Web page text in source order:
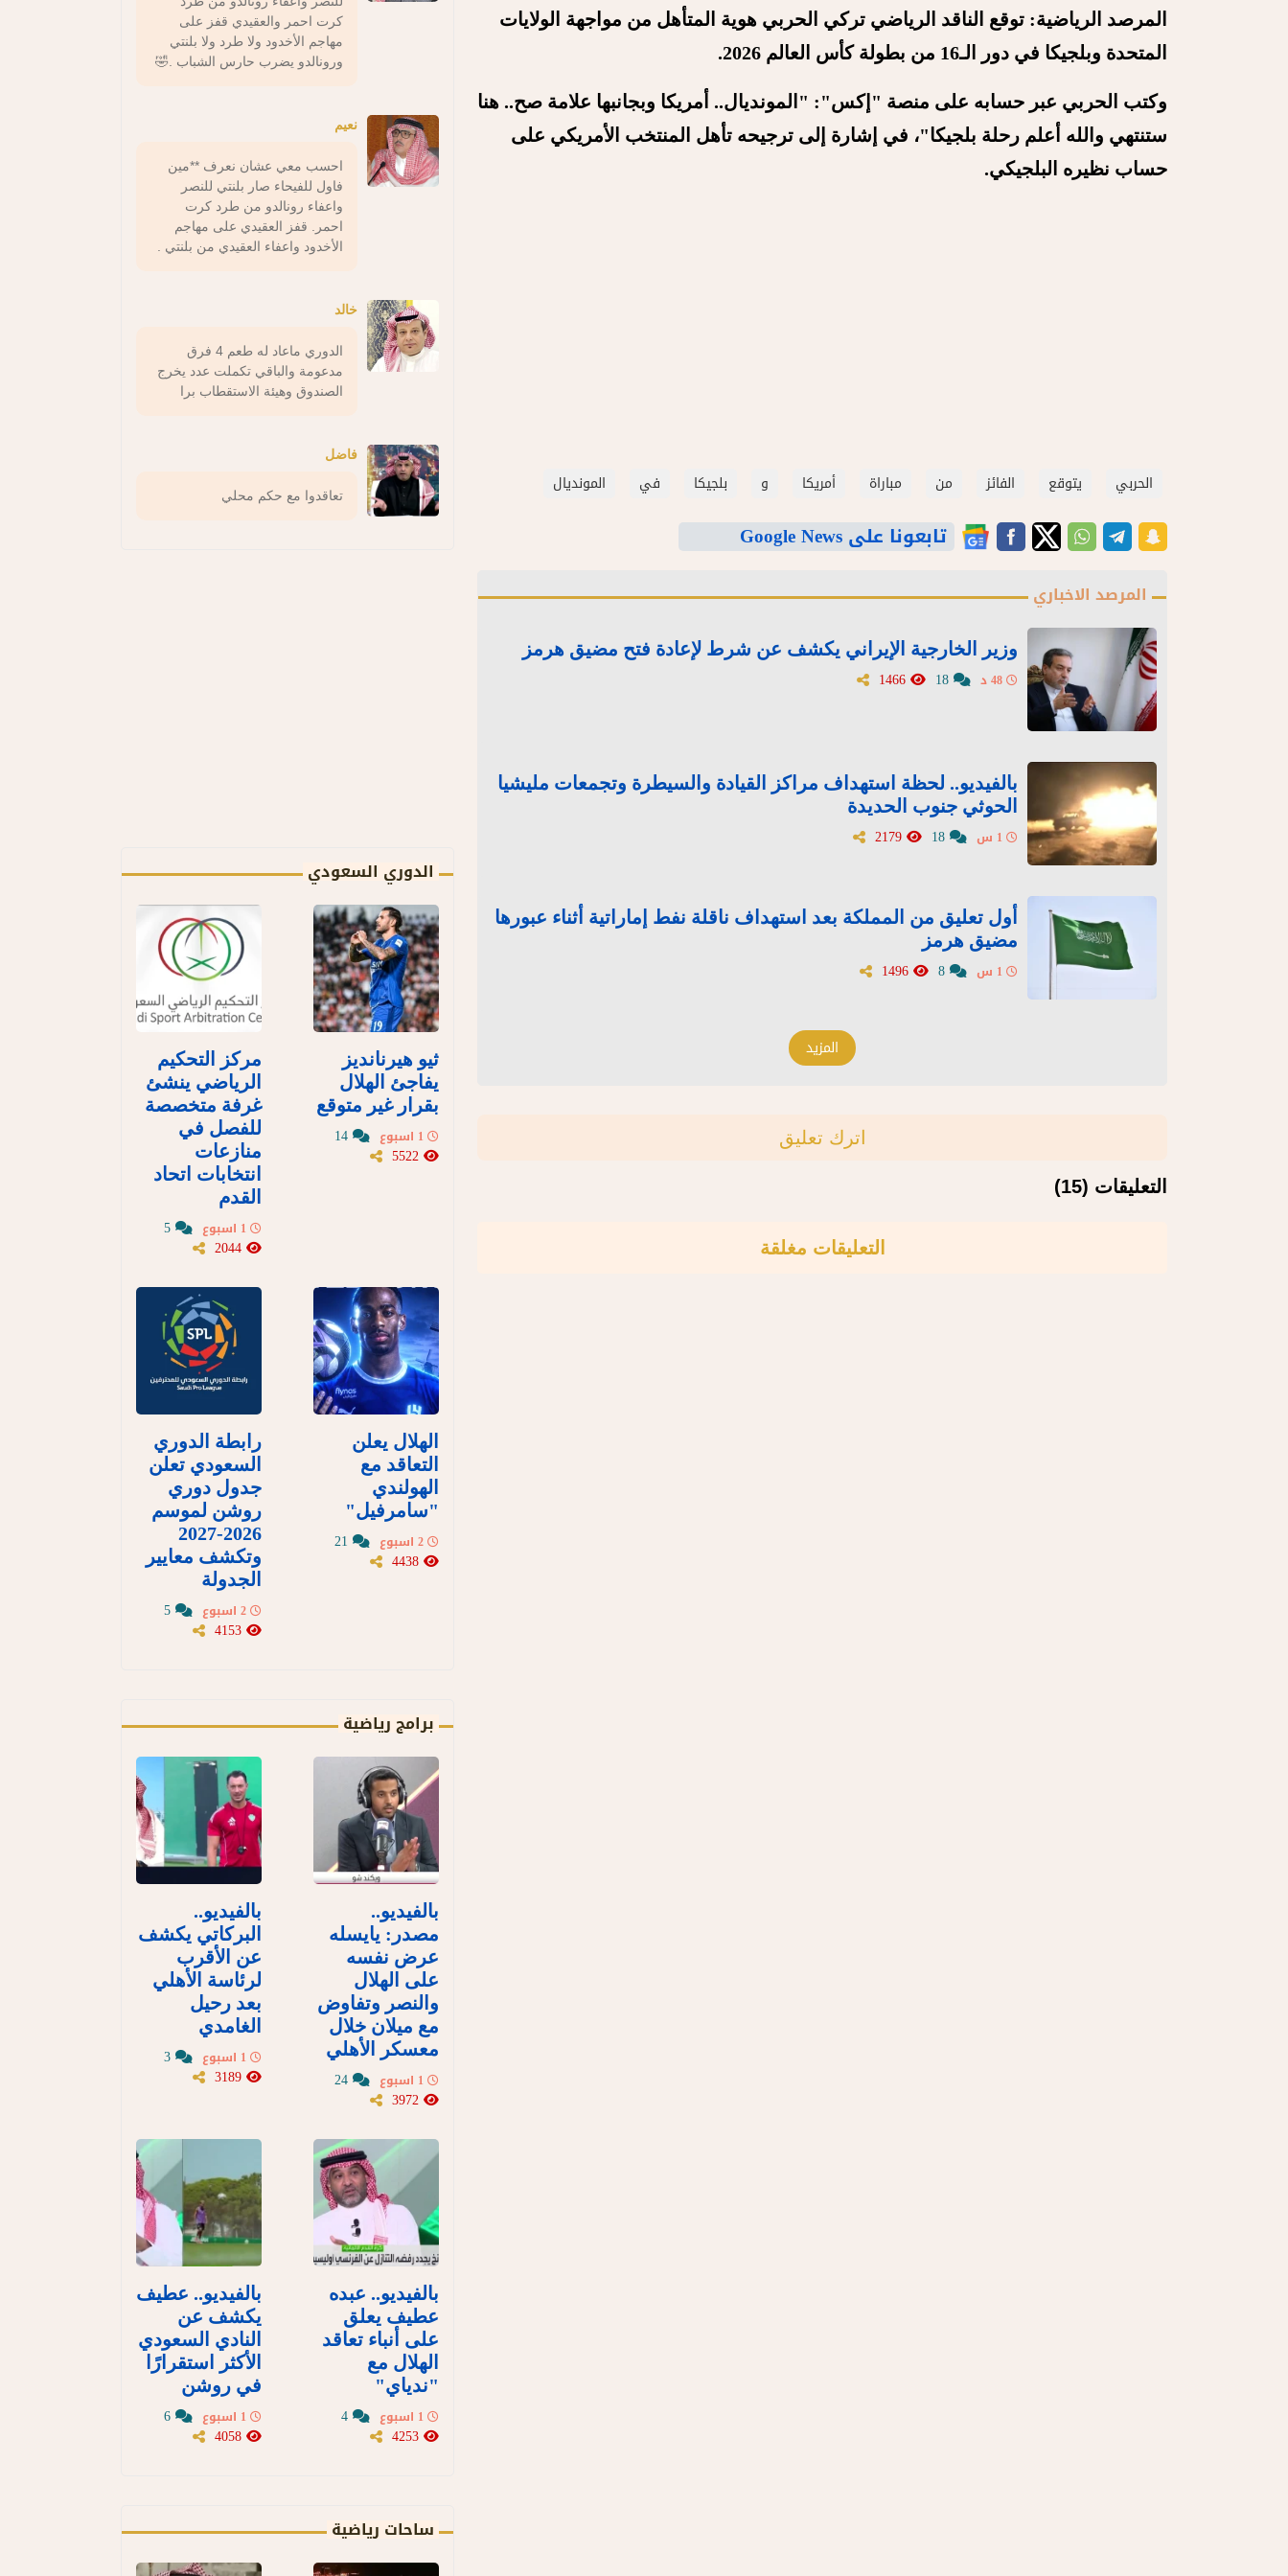
المرصد الرياضية: توقع الناقد الرياضي تركي الحربي هوية المتأهل من مواجهة الولايات
المتحدة وبلجيكا في دور الـ16 من بطولة كأس العالم 2026.
وكتب الحربي عبر حسابه على منصة "إكس": "المونديال.. أمريكا وبجانبها علامة صح.. هنا
ستنتهي والله أعلم رحلة بلجيكا"، في إشارة إلى ترجيحه تأهل المنتخب الأمريكي على
حساب نظيره البلجيكي.
الحربي يتوقع الفائز من مباراة أمريكا و بلجيكا في المونديال
تابعونا على Google News
المرصد الاخباري
وزير الخارجية الإيراني يكشف عن شرط لإعادة فتح مضيق هرمز
بالفيديو.. لحظة استهداف مراكز القيادة والسيطرة وتجمعات مليشيا
الحوثي جنوب الحديدة
أول تعليق من المملكة بعد استهداف ناقلة نفط إماراتية أثناء عبورها
مضيق هرمز
المزيد
اترك تعليق
التعليقات (15)
التعليقات مغلقة
كرت احمر والعقيدي قفز على
مهاجم الأخدود ولا طرد ولا بلنتي
ورونالدو يضرب حارس الشباب .🤣
نعيم
احسب معي عشان نعرف **مين
فاول للفيحاء صار بلنتي للنصر
واعفاء رونالدو من طرد كرت
احمر. قفز العقيدي على مهاجم
الأخدود واعفاء العقيدي من بلنتي .
خالد
الدوري ماعاد له طعم 4 فرق
مدعومة والباقي تكملت عدد يخرج
الصندوق وهيئة الاستقطاب برا
فاضل
تعاقدوا مع حكم محلي
الدوري السعودي
ثيو هيرنانديز
يفاجئ الهلال
بقرار غير متوقع
مركز التحكيم
الرياضي ينشئ
غرفة متخصصة
للفصل في
منازعات
انتخابات اتحاد
القدم
الهلال يعلن
التعاقد مع
الهولندي
"سامرفيل"
رابطة الدوري
السعودي تعلن
جدول دوري
روشن لموسم
2026-2027
وتكشف معايير
الجدولة
برامج رياضية
بالفيديو..
مصدر: يايسله
عرض نفسه
على الهلال
والنصر وتفاوض
مع ميلان خلال
معسكر الأهلي
بالفيديو..
البركاتي يكشف
عن الأقرب
لرئاسة الأهلي
بعد رحيل
الغامدي
بالفيديو.. عبده
عطيف يعلق
على أنباء تعاقد
الهلال مع
"ندياي"
بالفيديو.. عطيف
يكشف عن
النادي السعودي
الأكثر استقرارًا
في روشن
ساحات رياضية